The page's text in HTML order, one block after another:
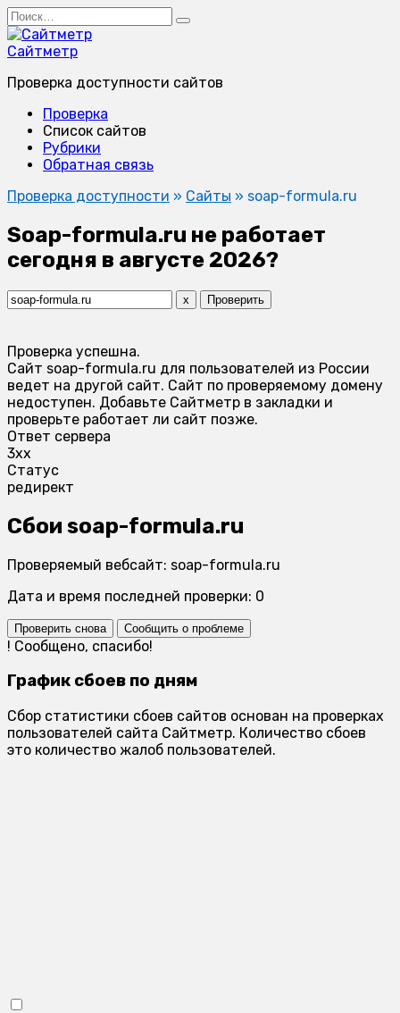
Перейти
к
содержанию
Search
for:
Сайтметр
Проверка доступности сайтов
Проверка
Список сайтов
Рубрики
Обратная связь
Проверка доступности » Сайты » soap-formula.ru
Soap-formula.ru не работает
сегодня в августе 2026?
x Проверить
Проверка успешна.
Сайт soap-formula.ru для пользователей из России
ведет на другой сайт. Сайт по проверяемому домену
недоступен. Добавьте Сайтметр в закладки и
проверьте работает ли сайт позже.
Ответ сервера
3xx
Статус
редирект
Сбои soap-formula.ru
Проверяемый вебсайт: soap-formula.ru
Дата и время последней проверки: 0
Проверить снова Сообщить о проблеме
! Сообщено, спасибо!
График сбоев по дням
Сбор статистики сбоев сайтов основан на проверках
пользователей сайта Сайтметр. Количество сбоев
это количество жалоб пользователей.